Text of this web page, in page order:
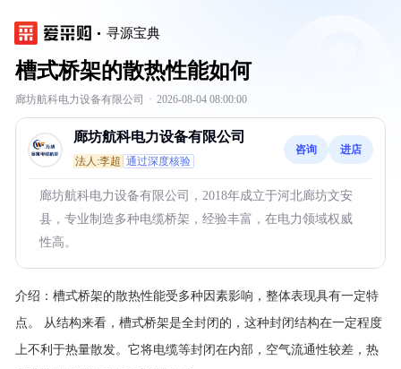
寻源宝典
槽式桥架的散热性能如何
廊坊航科电力设备有限公司 · 2026-08-04 08:00:00
廊坊航科电力设备有限公司
法人:李超 通过深度核验
咨询 进店
廊坊航科电力设备有限公司，2018年成立于河北廊坊文安
县，专业制造多种电缆桥架，经验丰富，在电力领域权威
性高。
介绍： 槽式桥架的散热性能受多种因素影响，整体表现具有一定特
点。
从结构来看，槽式桥架是全封闭的，这种封闭结构在一定程度
上不利于热量散发。它将电缆等封闭在内部，空气流通性较差，热